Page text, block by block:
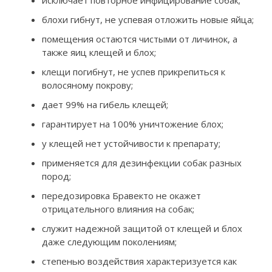
блохи гибнут, не успевая отложить новые яйца;
помещения остаются чистыми от личинок, а
также яиц клещей и блох;
клещи погибнут, не успев прикрепиться к
волосяному покрову;
дает 99% на гибель клещей;
гарантирует на 100% уничтожение блох;
у клещей нет устойчивости к препарату;
применяется для дезинфекции собак разных
пород;
передозировка Бравекто не окажет
отрицательного влияния на собак;
служит надежной защитой от клещей и блох
даже следующим поколениям;
степенью воздействия характеризуется как